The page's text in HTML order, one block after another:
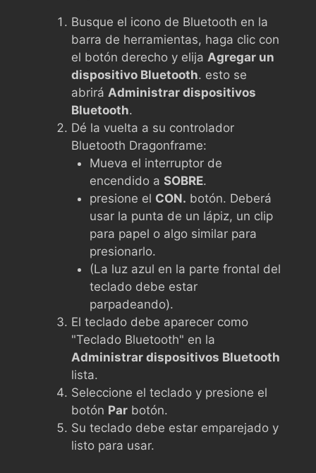
Busque el icono de Bluetooth en la
barra de herramientas, haga clic con
el botón derecho y elija Agregar un
dispositivo Bluetooth. esto se
abrirá Administrar dispositivos
Bluetooth.
Dé la vuelta a su controlador
Bluetooth Dragonframe:
Mueva el interruptor de
encendido a SOBRE.
presione el CON. botón. Deberá
usar la punta de un lápiz, un clip
para papel o algo similar para
presionarlo.
(La luz azul en la parte frontal del
teclado debe estar
parpadeando).
El teclado debe aparecer como
"Teclado Bluetooth" en la
Administrar dispositivos Bluetooth
lista.
Seleccione el teclado y presione el
botón Par botón.
Su teclado debe estar emparejado y
listo para usar.